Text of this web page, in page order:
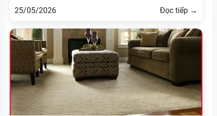
25/05/2026
Đọc tiếp →